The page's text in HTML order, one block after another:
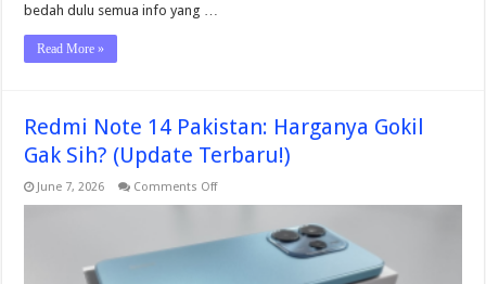
bedah dulu semua info yang …
Read More »
Redmi Note 14 Pakistan: Harganya Gokil
Gak Sih? (Update Terbaru!)
June 7, 2026 Comments Offon
Pakistan: